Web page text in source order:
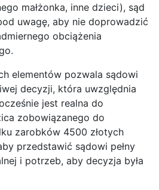
małżonka, inne dzieci), sąd
uwagę, aby nie doprowadzić
obciążenia
elementów pozwala sądowi
decyzji, która uwzględnia
jest realna do
zobowiązanego do
zarobków 4500 złotych
przedstawić sądowi pełny
i potrzeb, aby decyzja była